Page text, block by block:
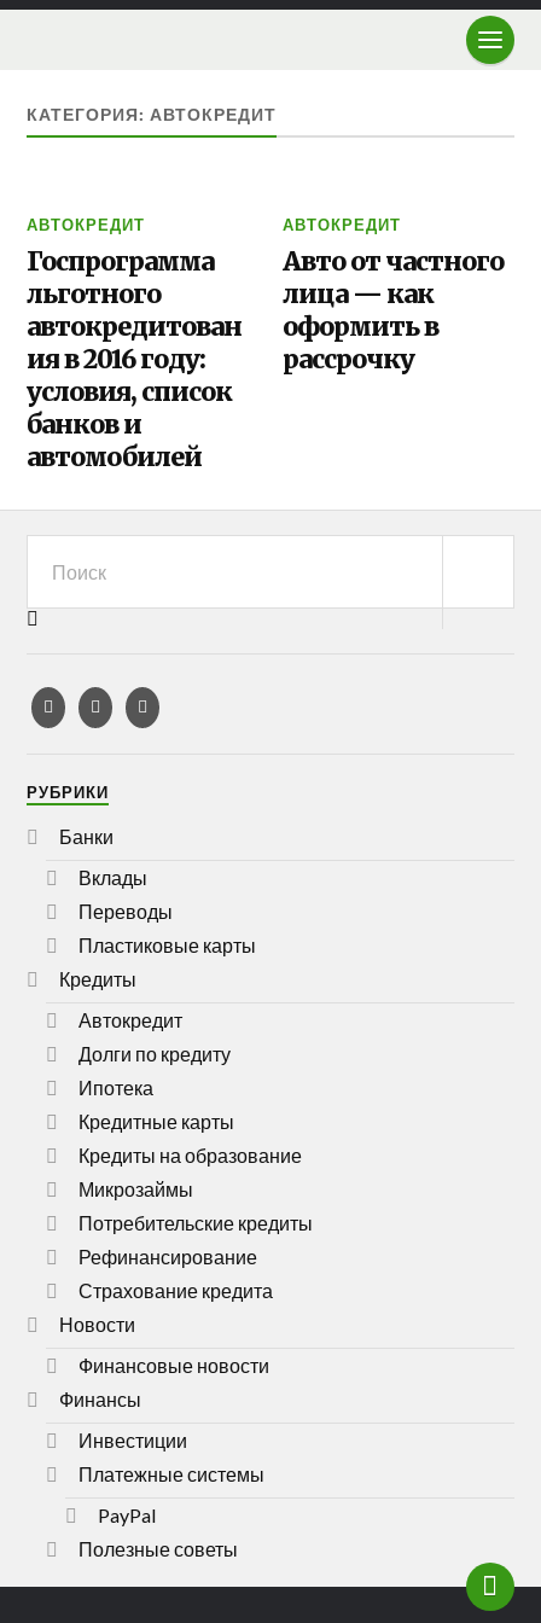
КАТЕГОРИЯ: АВТОКРЕДИТ
АВТОКРЕДИТ
Госпрограмма
льготного
автокредитован
ия в 2016 году:
условия, список
банков и
автомобилей
АВТОКРЕДИТ
Авто от частного
лица — как
оформить в
рассрочку
РУБРИКИ
Банки
Вклады
Переводы
Пластиковые карты
Кредиты
Автокредит
Долги по кредиту
Ипотека
Кредитные карты
Кредиты на образование
Микрозаймы
Потребительские кредиты
Рефинансирование
Страхование кредита
Новости
Финансовые новости
Финансы
Инвестиции
Платежные системы
PayPal
Полезные советы